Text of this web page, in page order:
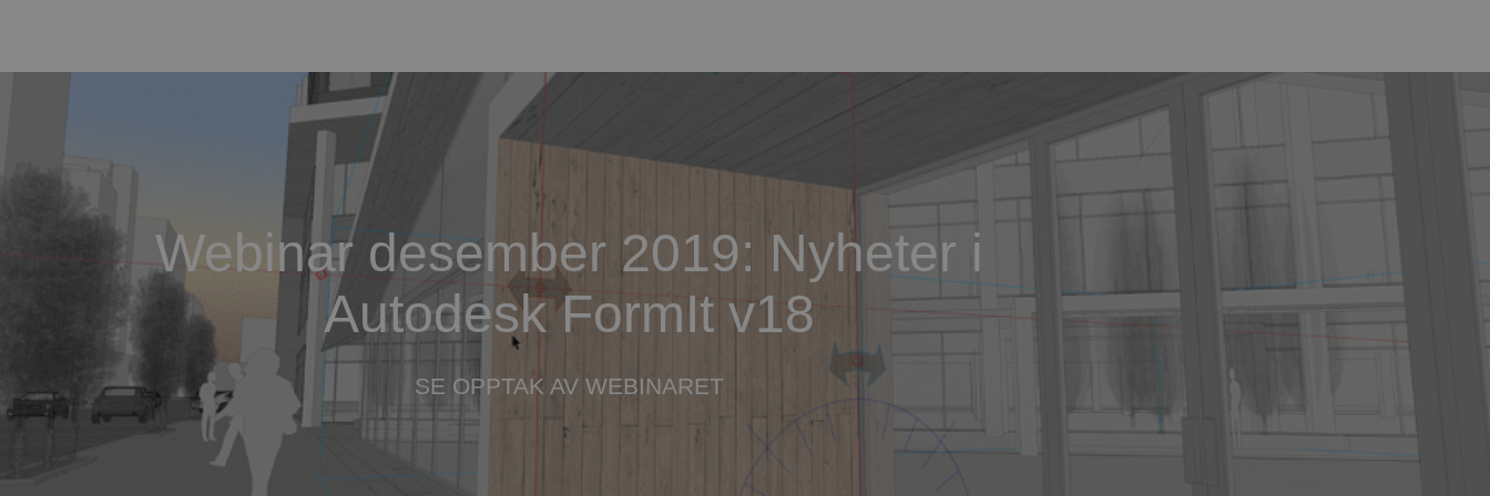
Webinar desember 2019: Nyheter i
Autodesk FormIt v18
SE OPPTAK AV WEBINARET